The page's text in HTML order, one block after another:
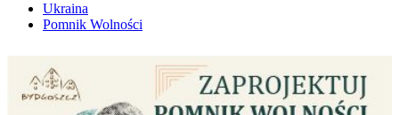
Ukraina
Pomnik Wolności